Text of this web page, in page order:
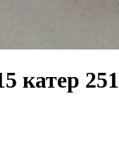
катер 251